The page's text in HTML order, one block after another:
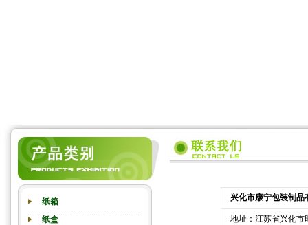
纸箱
纸盒
兴化市康宁包装制品
地址：江苏省兴化市